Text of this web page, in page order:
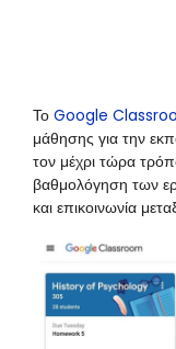
Το Google
μάθησης για την
τον μέχρι τώρα
βαθμολόγηση των
και επικοινωνία